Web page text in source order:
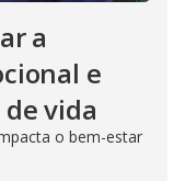
a
e
vida
o bem-estar